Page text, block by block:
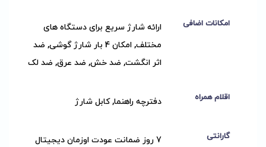
امکانات اضافی
ارائه شارژ سریع برای دستگاه های
مختلف, امکان 4 بار شارژ گوشی, ضد
اثر انگشت, ضد خش, ضد عرق, ضد لک
اقلام همراه دفترچه راهنما, کابل شارژ
گارانتی
7 روز ضمانت عودت اوزمان دیجیتال